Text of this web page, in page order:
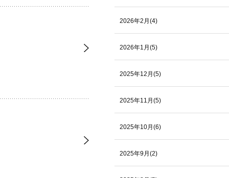
2026年2月(4)
2026年1月(5)
2025年12月(5)
2025年11月(5)
2025年10月(6)
2025年9月(2)